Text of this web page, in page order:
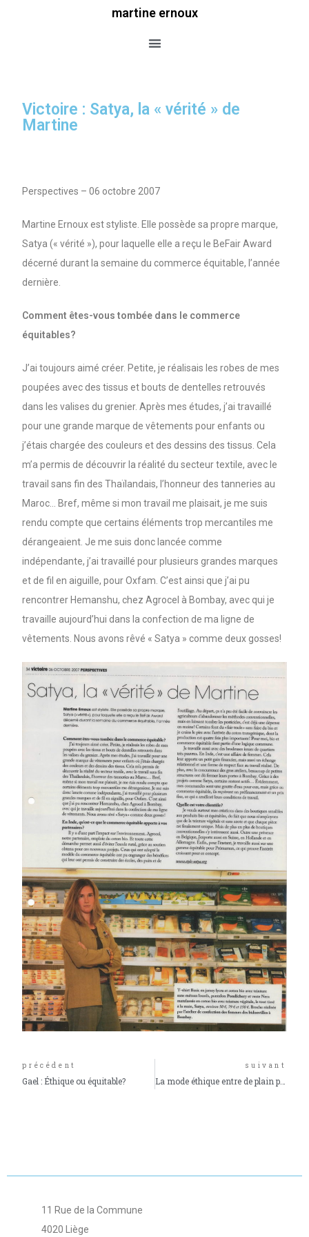
martine ernoux
Victoire : Satya, la « vérité » de
Martine
Perspectives – 06 octobre 2007
Martine Ernoux est styliste. Elle possède sa propre marque,
Satya (« vérité »), pour laquelle elle a reçu le BeFair Award
décerné durant la semaine du commerce équitable, l’année
dernière.
Comment êtes-vous tombée dans le commerce
équitables?
J’ai toujours aimé créer. Petite, je réalisais les robes de mes
poupées avec des tissus et bouts de dentelles retrouvés
dans les valises du grenier. Après mes études, j’ai travaillé
pour une grande marque de vêtements pour enfants ou
j’étais chargée des couleurs et des dessins des tissus. Cela
m’a permis de découvrir la réalité du secteur textile, avec le
travail sans fin des Thaïlandais, l’honneur des tanneries au
Maroc… Bref, même si mon travail me plaisait, je me suis
rendu compte que certains éléments trop mercantiles me
dérangeaient. Je me suis donc lancée comme
indépendante, j’ai travaillé pour plusieurs grandes marques
et de fil en aiguille, pour Oxfam. C’est ainsi que j’ai pu
rencontrer Hemanshu, chez Agrocel à Bombay, avec qui je
travaille aujourd’hui dans la confection de ma ligne de
vêtements. Nous avons rêvé « Satya » comme deux gosses!
précédent
Gael : Éthique ou équitable?
suivant
La mode éthique entre de plain pied au Salon du Prêt à porter Paris !
11 Rue de la Commune
4020 Liège